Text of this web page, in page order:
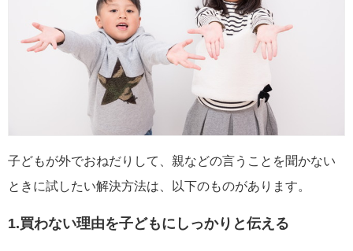
子どもが外でおねだりして、親などの言うことを聞かない
ときに試したい解決方法は、以下のものがあります。
1.買わない理由を子どもにしっかりと伝える